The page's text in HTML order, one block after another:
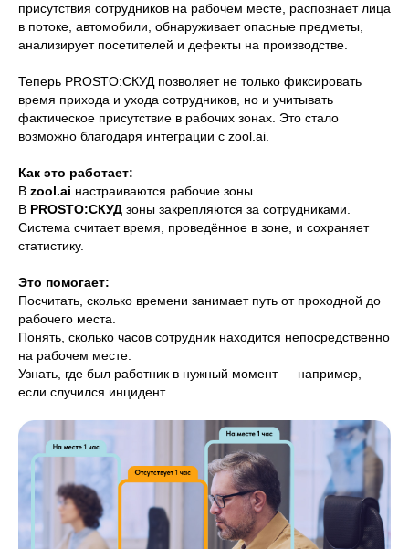
присутствия сотрудников на рабочем месте, распознает лица
в потоке, автомобили, обнаруживает опасные предметы,
анализирует посетителей и дефекты на производстве.
Теперь PROSTO:СКУД позволяет не только фиксировать
время прихода и ухода сотрудников, но и учитывать
фактическое присутствие в рабочих зонах. Это стало
возможно благодаря интеграции с zool.ai.
Как это работает:
В zool.ai настраиваются рабочие зоны.
В PROSTO:СКУД зоны закрепляются за сотрудниками.
Система считает время, проведённое в зоне, и сохраняет
статистику.
Это помогает:
Посчитать, сколько времени занимает путь от проходной до
рабочего места.
Понять, сколько часов сотрудник находится непосредственно
на рабочем месте.
Узнать, где был работник в нужный момент — например,
если случился инцидент.